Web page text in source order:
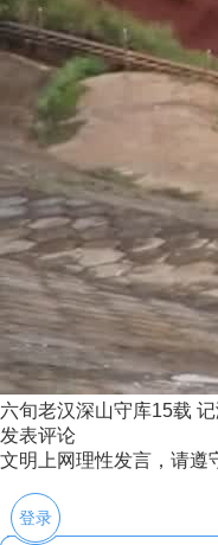
六旬老汉深山守库15载
发表评论
文明上网理性发言，请遵
登录